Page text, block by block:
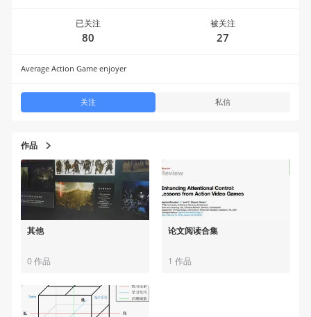
作品
其他
0 作品
论文阅读合集
1 作品
已关注
80
被关注
27
Average Action Game enjoyer
关注 私信